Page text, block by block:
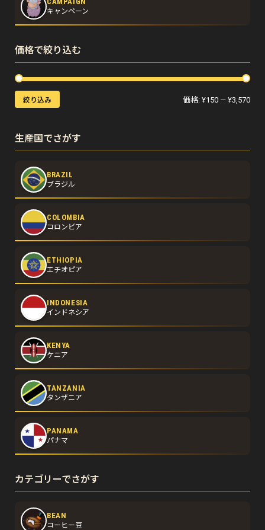
キャンペーン
価格で絞り込む
絞り込み 価格:¥150 —¥3,570
生産国でさがす
BRAZIL
ブラジル
COLOMBIA
コロンビア
ETHIOPIA
エチオピア
INDONESIA
インドネシア
KENYA
ケニア
TANZANIA
タンザニア
PANAMA
パナマ
カテゴリーでさがす
BEAN
コーヒー豆